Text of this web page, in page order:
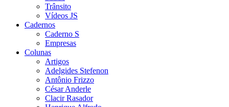
Trânsito
Vídeos JS
Cadernos
Caderno S
Empresas
Colunas
Artigos
Adelgides Stefenon
Antônio Frizzo
César Anderle
Clacir Rasador